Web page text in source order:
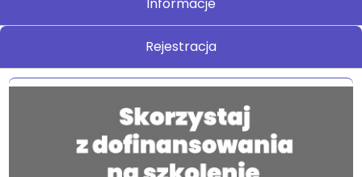
Rejestracja